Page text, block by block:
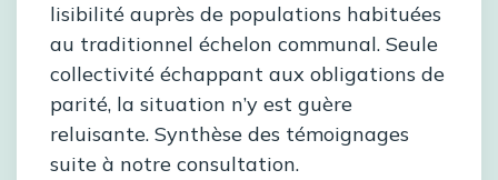
lisibilité auprès de populations habituées
au traditionnel échelon communal. Seule
collectivité échappant aux obligations de
parité, la situation n’y est guère
reluisante. Synthèse des témoignages
suite à notre consultation.